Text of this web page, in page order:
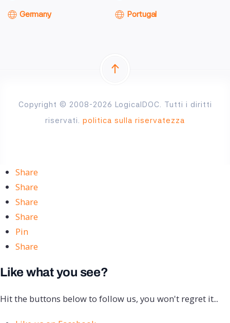
Germany
Portugal
Copyright © 2008-2026 LogicalDOC. Tutti i diritti
riservati. politica sulla riservatezza
Share
Share
Share
Share
Pin
Share
Like what you see?
Hit the buttons below to follow us, you won't regret it...